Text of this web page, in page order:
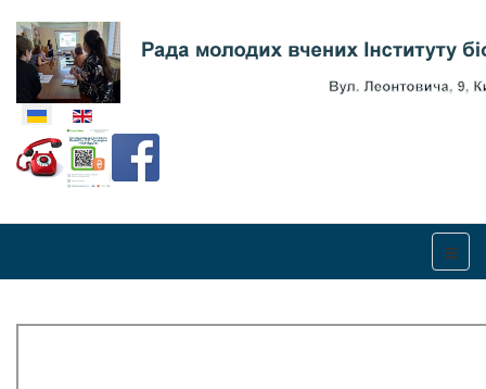
Оберіть свою мову